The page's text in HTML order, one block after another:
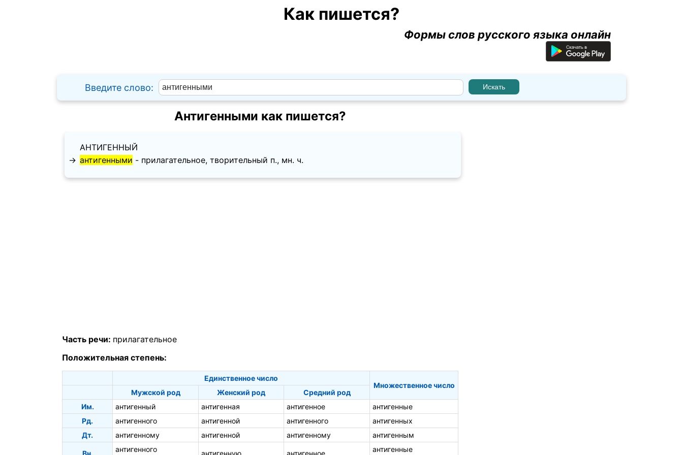
Как пишется?
Формы слов русского языка онлайн
Введите слово:
Антигенными как пишется?
АНТИГЕННЫЙ
→ антигенными - прилагательное, творительный п., мн. ч.
Часть речи: прилагательное
Положительная степень:
Единственное число
Множественное число
Мужской род
Женский род
Средний род
Им.
антигенный антигенная антигенное
антигенные
Рд.
антигенного антигенной антигенного
антигенных
Дт.
антигенному антигенной антигенному антигенным
антигенного
антигенные